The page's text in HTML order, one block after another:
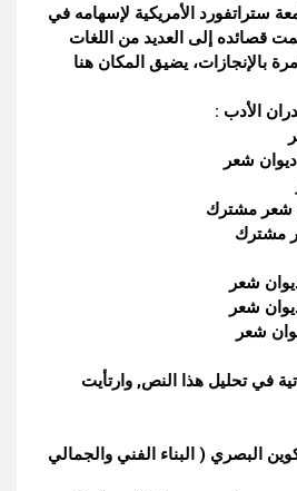
ستراتفورد الأمريكية لإسهامه في
قصائده إلى العديد من اللغات
بالإنجازات، يضيق المكان هنا
الأدب :
شعر
شعر مشترك
مشترك
شعر
شعر
شعر
في تحليل هذا النص, وارتأيت
البصري ( البناء الفني والجمالي